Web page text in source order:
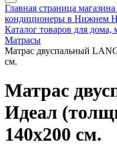
Главная страница
кондиционеры в Нижнем
Каталог товаров для дома,
Матрасы
Матрас двуспальный
см.
Матрас
Идеал
140х200 см.